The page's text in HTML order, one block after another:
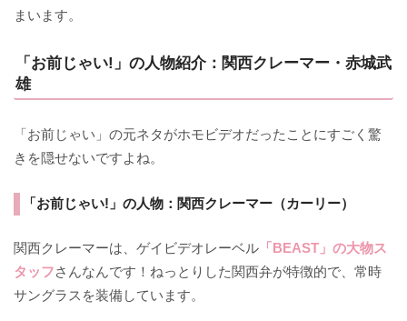
まいます。
「お前じゃい!」の人物紹介：関西クレーマー・赤城武
雄
「お前じゃい」の元ネタがホモビデオだったことにすごく驚
きを隠せないですよね。
「お前じゃい!」の人物：関西クレーマー（カーリー）
関西クレーマーは、ゲイビデオレーベル 「BEAST」の大物ス
タッフさんなんです！ねっとりした関西弁が特徴的で、常時
サングラスを装備しています。